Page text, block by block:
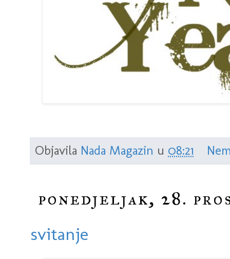
Objavila Nada Magazin u 08:21
ponedjeljak, 28.
svitanje